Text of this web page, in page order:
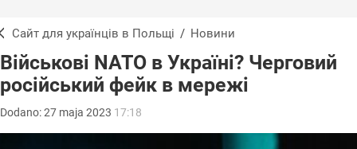
Сайт для українців в Польщі / Новини
Військові NATO в Україні? Черговий
російський фейк в мережі
Dodano:27 maja 2023 17:18